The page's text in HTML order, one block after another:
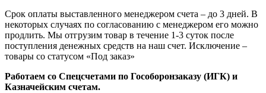
Срок оплаты выставленного менеджером счета – до 3 дней. В
некоторых случаях по согласованию с менеджером его можно
продлить. Мы отгрузим товар в течение 1-3 суток после
поступления денежных средств на наш счет. Исключение –
товары со статусом «Под заказ»
Работаем со Спецсчетами по Гособоронзаказу (ИГК) и
Казначейским счетам.